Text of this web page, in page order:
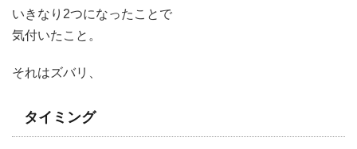
いきなり2つになったことで
気付いたこと。
それはズバリ、
タイミング